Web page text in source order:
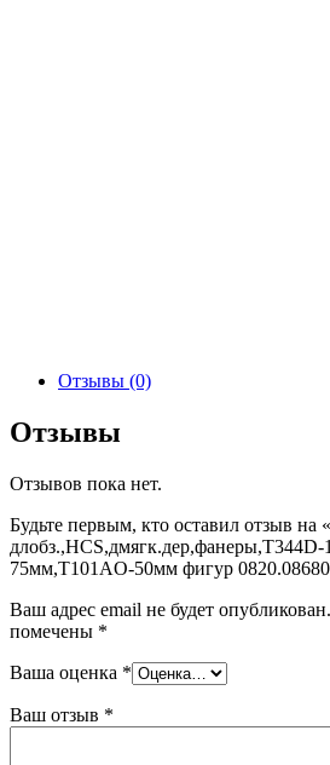
Отзывы (0)
Отзывы
Отзывов пока нет.
Будьте первым, кто оставил отзыв на
75мм,T101AO-50мм фигур
Ваш адрес email не будет опубликован.
помечены *
Ваша оценка *
Ваш отзыв *